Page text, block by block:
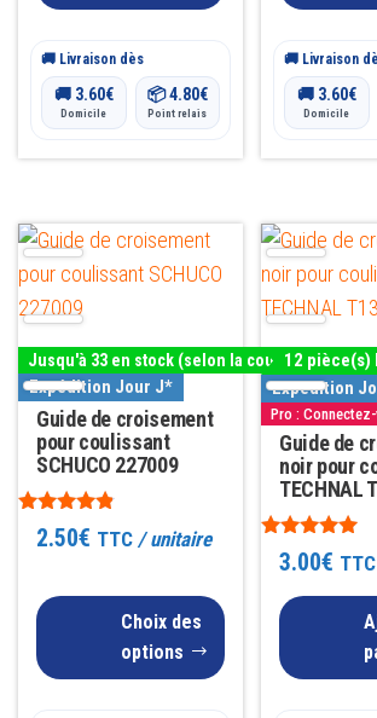
🚚 Livraison dès
🚚 3.60€
Domicile
📦4.80€
Point relais
🚚 Livraison
🚚 3.60€
Domicile
Jusqu'à 33 en stock (selon la couleur)
Expédition Jour J*
Guide de croisement
pour coulissant
SCHUCO 227009
Note
4.672.50€ TTC / unitaire
Choix des
options
Ce
produit
a
variations.
Les
options
peuvent
être
choisies
12 pièce(s)
Expédition
Pro :
Guide de
noir pour
TECHNAL
Note
5.00
3.00€ TTC